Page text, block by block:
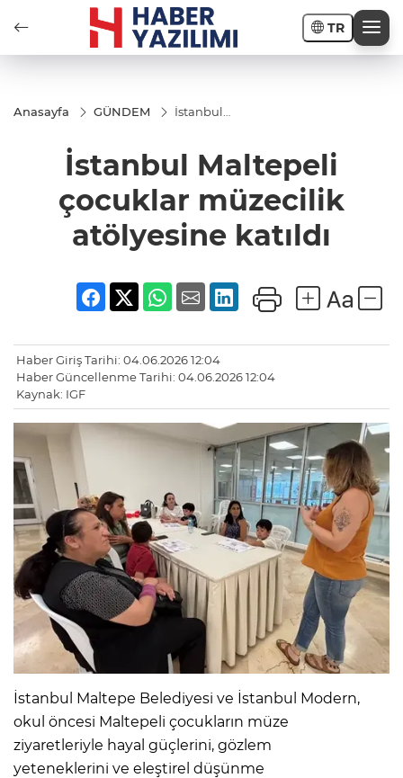
TR
Anasayfa GÜNDEM
İstanbul
müzecilik
atölyesine
İstanbul Maltepeli
çocuklar müzecilik
atölyesine katıldı
Haber Giriş Tarihi: 04.06.2026 12:04
Haber Güncellenme Tarihi: 04.06.2026 12:04
Kaynak: IGF
İstanbul Maltepe Belediyesi ve İstanbul Modern,
okul öncesi Maltepeli çocukların müze
ziyaretleriyle hayal güçlerini, gözlem
yeteneklerini ve eleştirel düşünme